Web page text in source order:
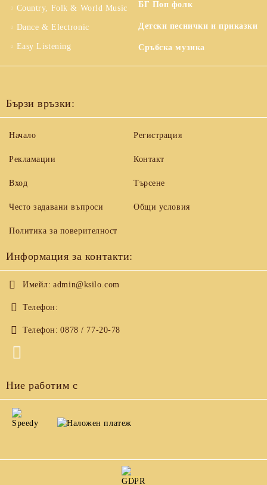
Country, Folk & World Music
Dance & Electronic
Easy Listening
БГ Поп фолк
Детски песнички и приказки
Сръбска музика
Бързи връзки:
Начало
Рекламации
Вход
Често задавани въпроси
Регистрация
Контакт
Търсене
Общи условия
Политика за поверителност
Информация за контакти:
Имейл: admin@ksilo.com
Телефон:
Телефон: 0878 / 77-20-78
Ние работим с
GDPR